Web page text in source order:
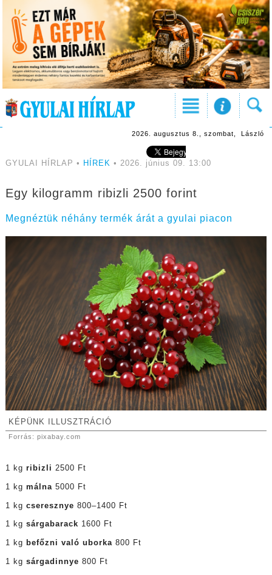
2026. augusztus 8., szombat, László
GYULAI HÍRLAP • HÍREK • 2026. június 09. 13:00
Egy kilogramm ribizli 2500 forint
Megnéztük néhány termék árát a gyulai piacon
KÉPÜNK ILLUSZTRÁCIÓ
Forrás: pixabay.com
1 kg ribizli 2500 Ft
1 kg málna 5000 Ft
1 kg cseresznye 800–1400 Ft
1 kg sárgabarack 1600 Ft
1 kg befőzni való uborka 800 Ft
1 kg sárgadinnye 800 Ft